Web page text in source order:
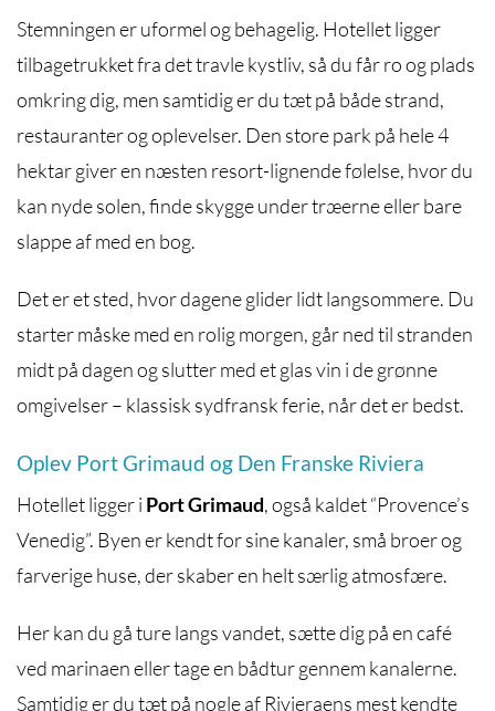
Stemningen er uformel og behagelig. Hotellet ligger
tilbagetrukket fra det travle kystliv, så du får ro og plads
omkring dig, men samtidig er du tæt på både strand,
restauranter og oplevelser. Den store park på hele 4
hektar giver en næsten resort-lignende følelse, hvor du
kan nyde solen, finde skygge under træerne eller bare
slappe af med en bog.
Det er et sted, hvor dagene glider lidt langsommere. Du
starter måske med en rolig morgen, går ned til stranden
midt på dagen og slutter med et glas vin i de grønne
omgivelser – klassisk sydfransk ferie, når det er bedst.
Oplev Port Grimaud og Den Franske Riviera
Hotellet ligger i Port Grimaud, også kaldet “Provence’s
Venedig”. Byen er kendt for sine kanaler, små broer og
farverige huse, der skaber en helt særlig atmosfære.
Her kan du gå ture langs vandet, sætte dig på en café
ved marinaen eller tage en bådtur gennem kanalerne.
Samtidig er du tæt på nogle af Rivieraens mest kendte